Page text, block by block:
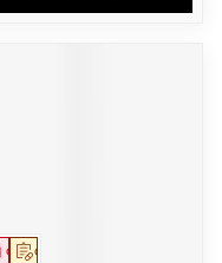
Op voorschrift
Geneesmiddel